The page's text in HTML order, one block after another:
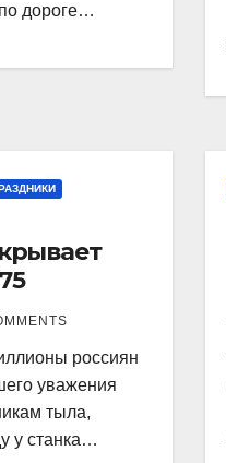
дороге…
россиян
уважения
тыла,
у станка…